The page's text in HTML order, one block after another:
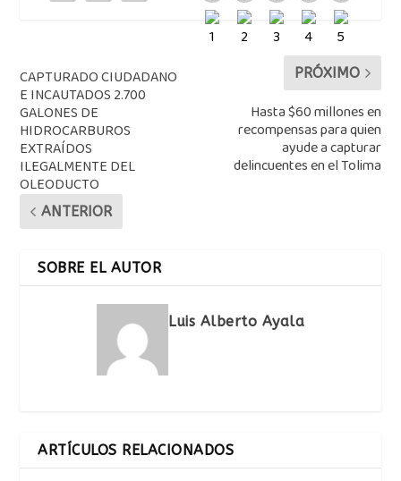
CAPTURADO CIUDADANO
E INCAUTADOS 2.700
GALONES DE
HIDROCARBUROS
EXTRAÍDOS
ILEGALMENTE DEL
OLEODUCTO
ANTERIOR
PRÓXIMO
Hasta $60 millones en
recompensas para quien
ayude a capturar
delincuentes en el Tolima
SOBRE EL AUTOR
Luis Alberto Ayala
ARTÍCULOS RELACIONADOS